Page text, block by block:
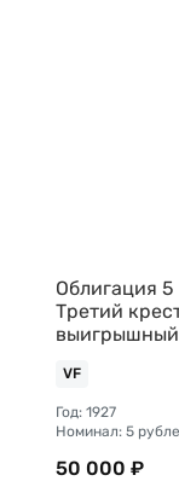
Облигация 5
Третий
VF
Год: 1927
Номинал: 5
50 000 ₽